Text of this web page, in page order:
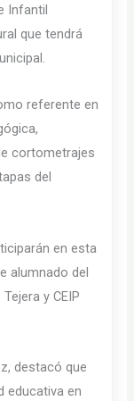
Infantil
que tendrá
referente en
cortometrajes
del
en esta
alumnado del
y CEIP
destacó que
educativa en